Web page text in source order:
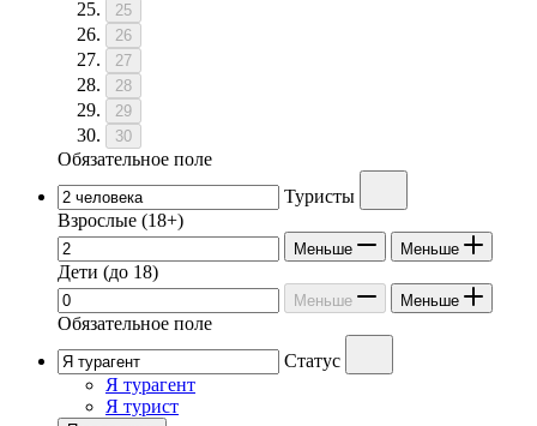
25
26
27
28
29
30
Обязательное поле
Туристы
Взрослые (18+)
Меньше Меньше
Дети (до 18)
Меньше Меньше
Обязательное поле
Статус
Я турагент
Я турист